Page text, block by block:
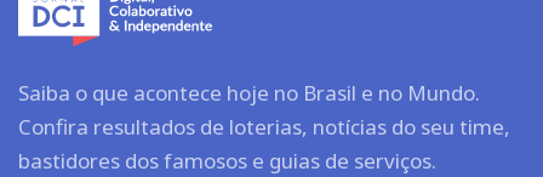
Saiba o que acontece hoje no Brasil e no Mundo.
Confira resultados de loterias, notícias do seu time,
bastidores dos famosos e guias de serviços.